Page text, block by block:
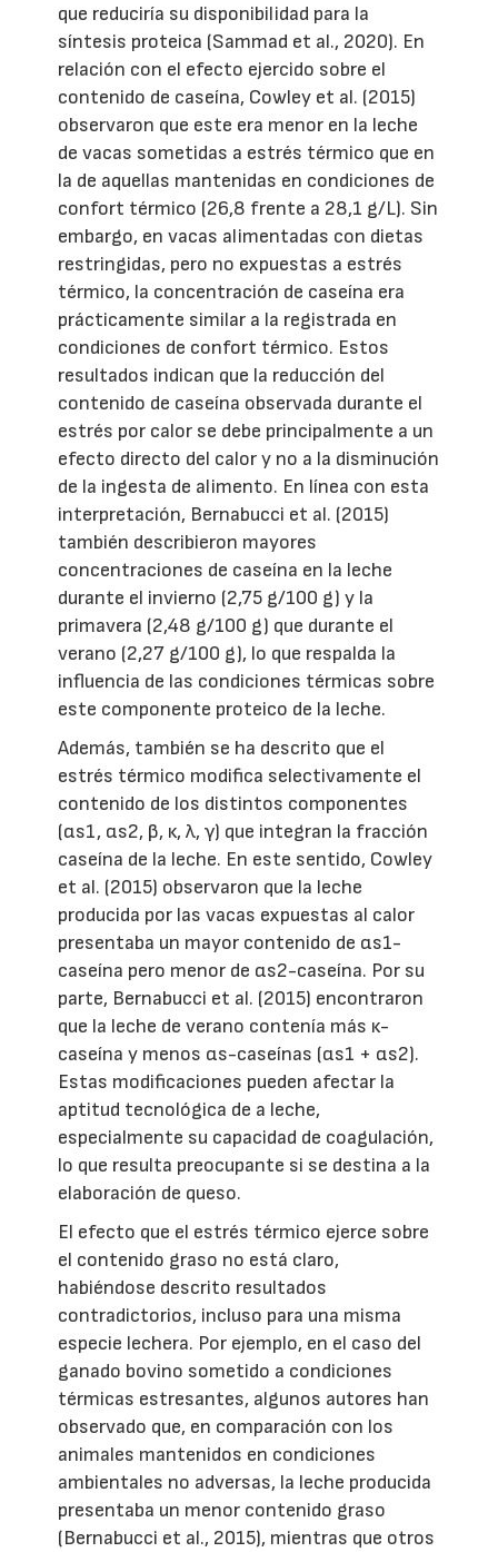
que reduciría su disponibilidad para la
síntesis proteica (Sammad et al., 2020). En
relación con el efecto ejercido sobre el
contenido de caseína, Cowley et al. (2015)
observaron que este era menor en la leche
de vacas sometidas a estrés térmico que en
la de aquellas mantenidas en condiciones de
confort térmico (26,8 frente a 28,1 g/L). Sin
embargo, en vacas alimentadas con dietas
restringidas, pero no expuestas a estrés
térmico, la concentración de caseína era
prácticamente similar a la registrada en
condiciones de confort térmico. Estos
resultados indican que la reducción del
contenido de caseína observada durante el
estrés por calor se debe principalmente a un
efecto directo del calor y no a la disminución
de la ingesta de alimento. En línea con esta
interpretación, Bernabucci et al. (2015)
también describieron mayores
concentraciones de caseína en la leche
durante el invierno (2,75 g/100 g) y la
primavera (2,48 g/100 g) que durante el
verano (2,27 g/100 g), lo que respalda la
influencia de las condiciones térmicas sobre
este componente proteico de la leche.
Además, también se ha descrito que el
estrés térmico modifica selectivamente el
contenido de los distintos componentes
(αs1, αs2, β, κ, λ, γ) que integran la fracción
caseína de la leche. En este sentido, Cowley
et al. (2015) observaron que la leche
producida por las vacas expuestas al calor
presentaba un mayor contenido de αs1-
caseína pero menor de αs2-caseína. Por su
parte, Bernabucci et al. (2015) encontraron
que la leche de verano contenía más κ-
caseína y menos αs-caseínas (αs1 + αs2).
Estas modificaciones pueden afectar la
aptitud tecnológica de a leche,
especialmente su capacidad de coagulación,
lo que resulta preocupante si se destina a la
elaboración de queso.
El efecto que el estrés térmico ejerce sobre
el contenido graso no está claro,
habiéndose descrito resultados
contradictorios, incluso para una misma
especie lechera. Por ejemplo, en el caso del
ganado bovino sometido a condiciones
térmicas estresantes, algunos autores han
observado que, en comparación con los
animales mantenidos en condiciones
ambientales no adversas, la leche producida
presentaba un menor contenido graso
(Bernabucci et al., 2015), mientras que otros